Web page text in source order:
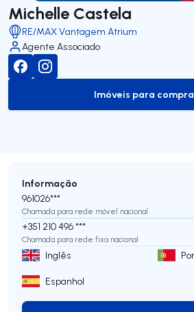
Michelle Castela
RE/MAX Vantagem Atrium
Agente Associado
to-buy-
Imóveis para
Informação
961026***
Chamada para rede móvel nacional
+351 210 496 ***
Chamada para rede fixa nacional
Inglês
Espanhol